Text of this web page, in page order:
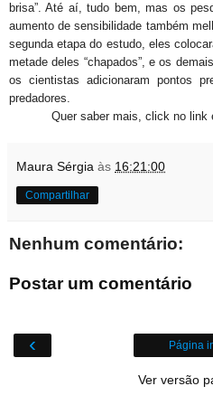
brisa”. Até aí, tudo bem, mas os
aumento de sensibilidade também
segunda etapa do estudo, eles
metade deles “chapados”, e os
os cientistas adicionaram pontos
predadores.
Quer saber mais, click no
Maura Sérgia às 16:21:00
Compartilhar
Nenhum comentário:
Postar um comentário
‹ Página
Ver versão